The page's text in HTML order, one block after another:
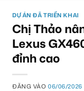
DỰ ÁN ĐÃ TRIỂN KHAI
Chị Thảo
Lexus
đỉnh cao
ĐĂNG VÀO06/06/2026